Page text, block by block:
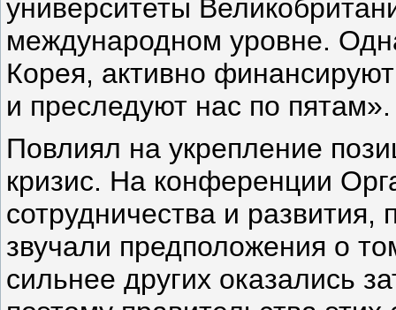
университеты
международном уровне.
Корея, активно
и преследуют нас по пятам».
Повлиял на укрепление
кризис. На конференции
сотрудничества и развития,
звучали предположения о
сильнее других оказались